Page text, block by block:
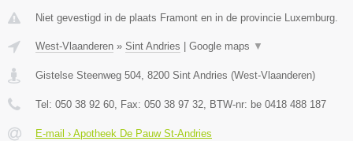
Niet gevestigd in de plaats Framont en in de provincie Luxemburg.
West-Vlaanderen » Sint Andries Google maps ▼
Gistelse Steenweg 504, 8200 Sint Andries (West-Vlaanderen)
Tel: 050 38 92 60, Fax: 050 38 97 32, BTW-nr: be 0418 488 187
E-mail › Apotheek De Pauw St-Andries